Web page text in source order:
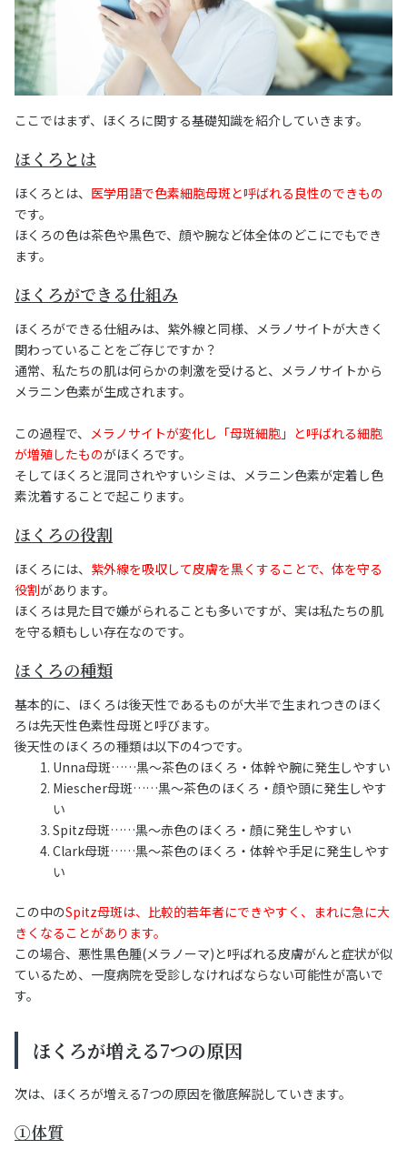
ここではまず、ほくろに関する基礎知識を紹介していきます。
ほくろとは
ほくろとは、 医学用語で色素細胞母斑と呼ばれる良性のできもの
です。
ほくろの色は茶色や黒色で、顔や腕など体全体のどこにでもでき
ます。
ほくろができる仕組み
ほくろができる仕組みは、紫外線と同様、メラノサイトが大きく
関わっていることをご存じですか？
通常、私たちの肌は何らかの刺激を受けると、メラノサイトから
メラニン色素が生成されます。
この過程で、
メラノサイトが変化し「母斑細胞」と呼ばれる細胞
が増殖したものがほくろです。
そしてほくろと混同されやすいシミは、メラニン色素が定着し色
素沈着することで起こります。
ほくろの役割
ほくろには、 紫外線を吸収して皮膚を黒くすることで、体を守る
役割があります。
ほくろは見た目で嫌がられることも多いですが、実は私たちの肌
を守る頼もしい存在なのです。
ほくろの種類
基本的に、ほくろは後天性であるものが大半で生まれつきのほく
ろは先天性色素性母斑と呼びます。
後天性のほくろの種類は以下の4つです。
Unna母斑……黒～茶色のほくろ・体幹や腕に発生しやすい
Miescher母斑……黒～茶色のほくろ・顔や頭に発生しやす
い
Spitz母斑……黒～赤色のほくろ・顔に発生しやすい
Clark母斑……黒～茶色のほくろ・体幹や手足に発生しやす
い
この中のSpitz母斑は、比較的若年者にできやすく、まれに急に大
きくなることがあります。
この場合、悪性黒色腫(メラノーマ)と呼ばれる皮膚がんと症状が似
ているため、一度病院を受診しなければならない可能性が高いで
す。
ほくろが増える7つの原因
次は、ほくろが増える7つの原因を徹底解説していきます。
①体質